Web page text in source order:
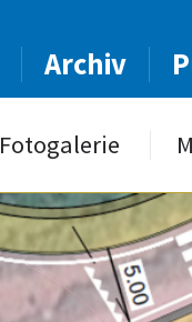
Archiv
Fotogalerie